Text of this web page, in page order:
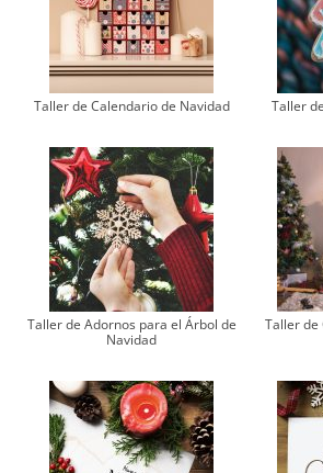
Taller de Calendario de Navidad Taller
Taller de Adornos para el Árbol de
Navidad
Taller de